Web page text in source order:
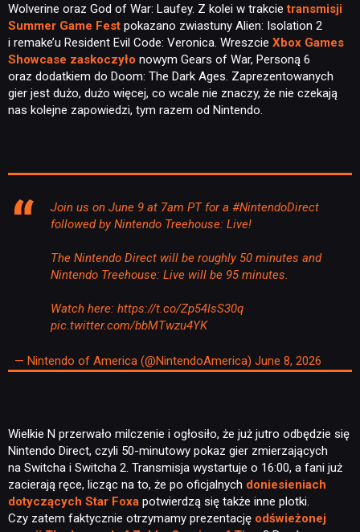
Wolverine oraz God of War: Laufey. Z kolei w trakcietransmisji
Summer Game Fest pokazano zwiastuny Alien: Isolation 2
i remake’u Resident Evil Code: Veronica. Wreszcie Xbox Games
Showcase zaskoczyło nowym Gears of War, Personą 6
oraz dodatkiem do Doom: The Dark Ages. Zaprezentowanych
gier jest dużo, dużo więcej, co wcale nie znaczy, że nie czekają
nas kolejne zapowiedzi, tym razem od Nintendo.
Join us on June 9 at 7am PT for a #NintendoDirect
followed by Nintendo Treehouse: Live!
The Nintendo Direct will be roughly 50 minutes and
Nintendo Treehouse: Live will be 95 minutes.
Watch here: https://t.co/Zp54IsS30q
pic.twitter.com/bbMTwzu4YK
— Nintendo of America (@NintendoAmerica) June 8, 2026
Wielkie N przerwało milczenie i ogłosiło, że już jutro odbędzie się
Nintendo Direct, czyli 50-minutowy pokaz gier zmierzających
na Switcha i Switcha 2. Transmisja wystartuje o 16:00, a fani już
zacierają ręce, licząc na to, że po oficjalnych doniesieniach
dotyczących Star Foxa potwierdzą się także inne plotki.
Czy zatem faktycznie otrzymamy prezentację odświeżonej